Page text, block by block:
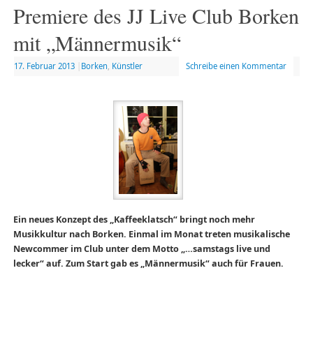
Premiere des JJ Live Club Borken
mit „Männermusik“
17. Februar 2013 Borken Künstler Schreibe einen Kommentar
Ein neues Konzept des „Kaffeeklatsch“ bringt noch mehr
Musikkultur nach Borken. Einmal im Monat treten musikalische
Newcommer im Club unter dem Motto „…samstags live und
lecker“ auf. Zum Start gab es „Männermusik“ auch für Frauen.